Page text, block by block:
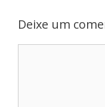
Deixe um